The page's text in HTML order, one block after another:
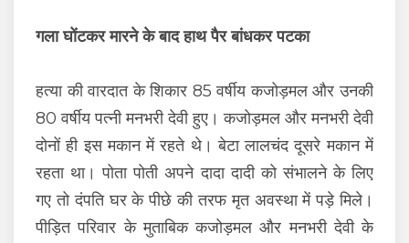
गला घोंटकर मारने के बाद हाथ पैर बांधकर पटका
हत्या की वारदात के शिकार 85 वर्षीय कजोड़मल और उनकी
80 वर्षीय पत्नी मनभरी देवी हुए। कजोड़मल और मनभरी देवी
दोनों ही इस मकान में रहते थे। बेटा लालचंद दूसरे मकान में
रहता था। पोता पोती अपने दादा दादी को संभालने के लिए
गए तो दंपति घर के पीछे की तरफ मृत अवस्था में पड़े मिले।
पीड़ित परिवार के मुताबिक कजोड़मल और मनभरी देवी के